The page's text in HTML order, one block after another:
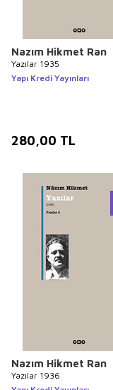
Nazım Hikmet Ran
Yazılar 1935
Yapı Kredi Yayınları
280,00 TL
Nazım Hikmet Ran
Yazılar 1936